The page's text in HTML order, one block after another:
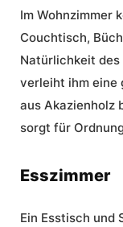
Im Wohnzimmer
Couchtisch,
Natürlichkeit des
verleiht ihm eine
aus Akazienholz
sorgt für
Esszimmer
Ein Esstisch und